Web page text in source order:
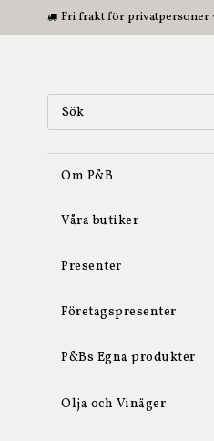
Fri frakt för
Om P&B
Våra butiker
Presenter
Företagspresenter
P&Bs Egna produkter
Olja och Vinäger